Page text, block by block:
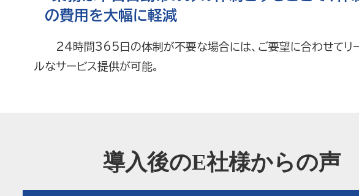
の費用を大幅に軽減
24時間365日の体制が不要な場合には、ご要望に合わせてリ
ルなサービス提供が可能。
導入後のE社様からの声